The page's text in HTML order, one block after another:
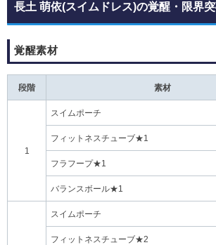
長土 萌依(スイムドレス)の覚醒・限界
覚醒素材
段階 素材
1
スイムポーチ
フィットネスチューブ★1
フラフープ★1
バランスボール★1
スイムポーチ
フィットネスチューブ★2